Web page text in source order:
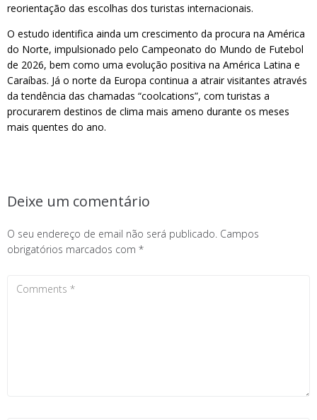
reorientação das escolhas dos turistas internacionais.
O estudo identifica ainda um crescimento da procura na América
do Norte, impulsionado pelo Campeonato do Mundo de Futebol
de 2026, bem como uma evolução positiva na América Latina e
Caraíbas. Já o norte da Europa continua a atrair visitantes através
da tendência das chamadas “coolcations”, com turistas a
procurarem destinos de clima mais ameno durante os meses
mais quentes do ano.
Deixe um comentário
O seu endereço de email não será publicado. Campos
obrigatórios marcados com *